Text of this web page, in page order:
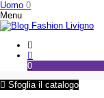
Uomo 0
Menu
0
Sfoglia il catalogo